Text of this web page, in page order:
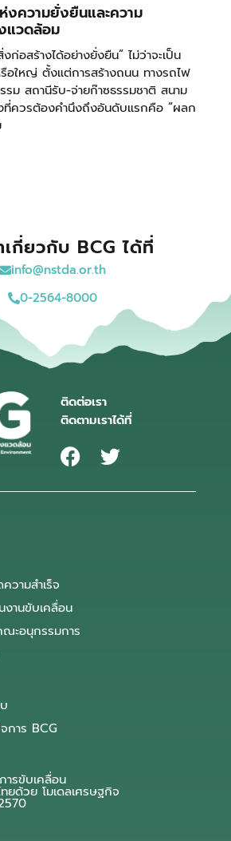
งความยั่งยืนและความ
แวดล้อม
อสร้างได้อย่างยั่งยืน” ไม่ว่าจะเป็น
รือใหญ่ ตั้งแต่การสร้างถนน ทางรถไฟ
รม สถานีรับ-จ่ายก๊าซธรรมชาติ สนาม
ที่ควรต้องคำนึงถึงอันดับแรกคือ “ผลก
กี่ยวกับ BCG ได้ที่
info@nstda.or.th
0-2564-8000
ติดต่อเรา
ติดตามเราได้ที่
วามสำเร็จ
งานขับเคลื่อน
ะอนุกรรมการ
การ BCG
รขับเคลื่อน
ยด้วย โมเดลเศรษฐกิจ